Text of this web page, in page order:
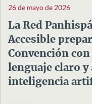
26 de mayo de 2026
La Red
Accesible
Convención
lenguaje claro y
inteligencia